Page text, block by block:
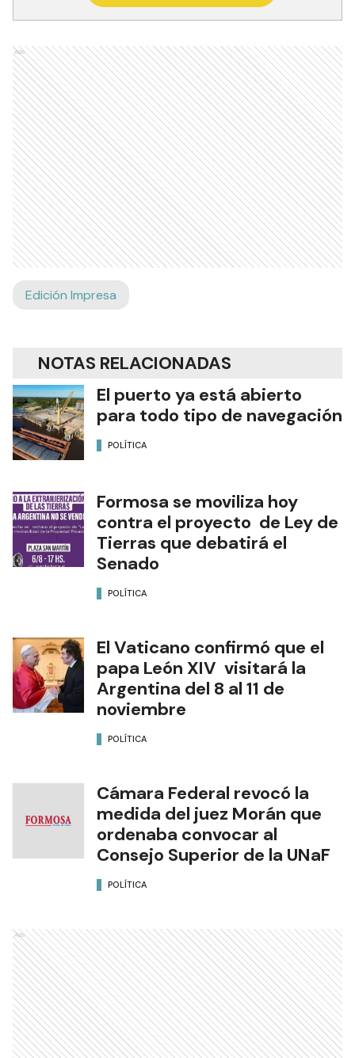
Ads
Edición Impresa
NOTAS RELACIONADAS
El puerto ya está abierto
para todo tipo de navegación
POLÍTICA
Formosa se moviliza hoy
contra el proyecto de Ley de
Tierras que debatirá el
Senado
POLÍTICA
El Vaticano confirmó que el
papa León XIV visitará la
Argentina del 8 al 11 de
noviembre
POLÍTICA
Cámara Federal revocó la
medida del juez Morán que
ordenaba convocar al
Consejo Superior de la UNaF
POLÍTICA
Ads